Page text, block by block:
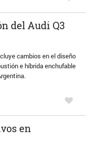
del Audi Q3
cambios en el diseño
e híbrida enchufable
en